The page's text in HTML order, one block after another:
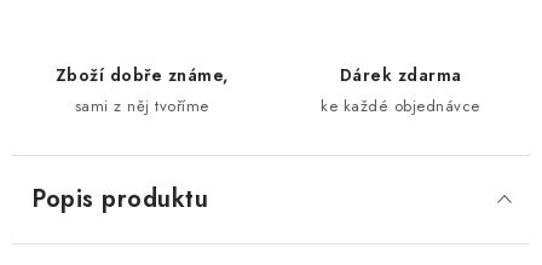
Zboží dobře známe,
sami z něj tvoříme
Dárek zdarma
ke každé objednávce
Popis produktu